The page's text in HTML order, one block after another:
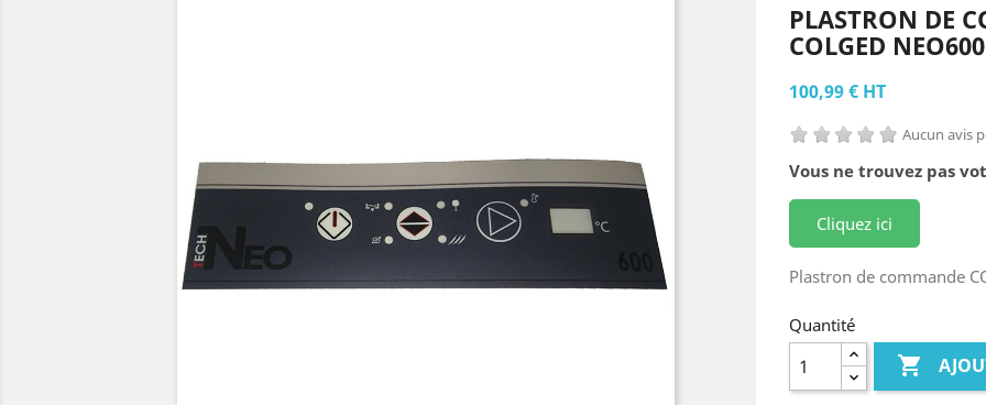
PLASTRON DE
COLGED NEO600
100,99 € HT
Aucun avis
Vous ne trouvez pas
Cliquez ici
Plastron de commande
Quantité
